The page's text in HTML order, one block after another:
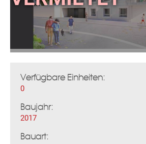
Verfügbare Einheiten:
0
Baujahr:
2017
Bauart: